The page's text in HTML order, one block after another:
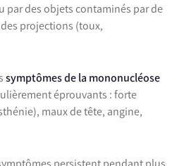
par des objets contaminés par de
projections (toux,
symptômes de la mononucléose
éprouvants : forte
maux de tête, angine,
persistent pendant plus